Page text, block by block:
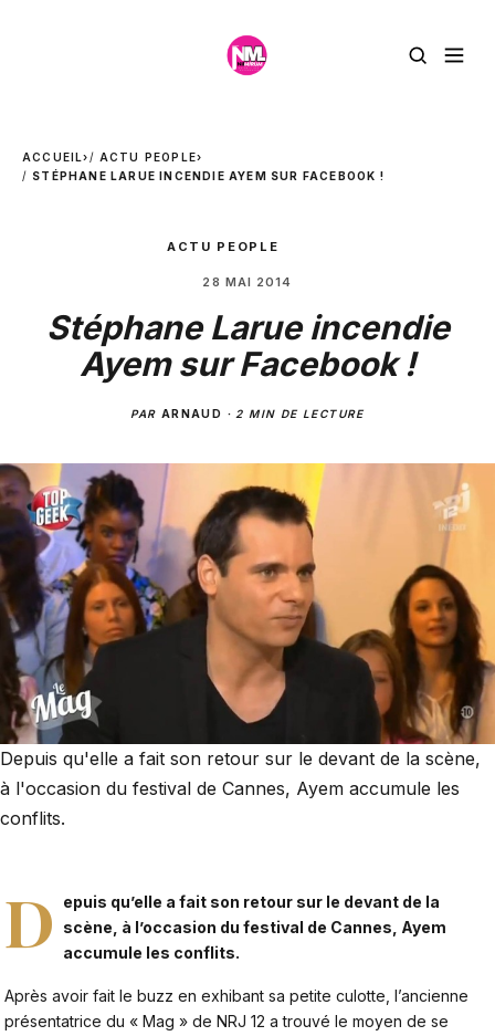
ACCUEIL› ACTU PEOPLE›
STÉPHANE LARUE INCENDIE AYEM SUR FACEBOOK !
ACTU PEOPLE
28 MAI 2014
Stéphane Larue incendie
Ayem sur Facebook !
PAR ARNAUD · 2 MIN DE LECTURE
Depuis qu'elle a fait son retour sur le devant de la scène,
à l'occasion du festival de Cannes, Ayem accumule les
conflits.
D
epuis qu’elle a fait son retour sur le devant de la
scène, à l’occasion du festival de Cannes , Ayem
accumule les conflits.
Après avoir fait le buzz en exhibant sa petite culotte , l’ancienne
présentatrice du « Mag » de NRJ 12 a trouvé le moyen de se